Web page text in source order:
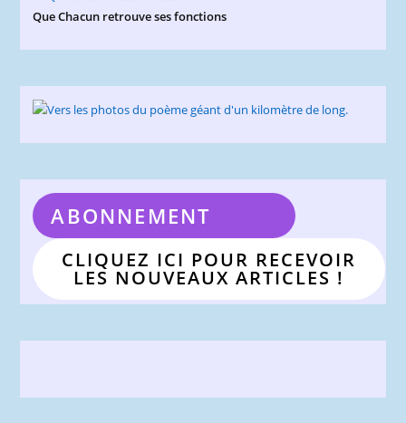
Que Chacun retrouve ses fonctions
ABONNEMENT
CLIQUEZ ICI POUR RECEVOIR
LES NOUVEAUX ARTICLES !